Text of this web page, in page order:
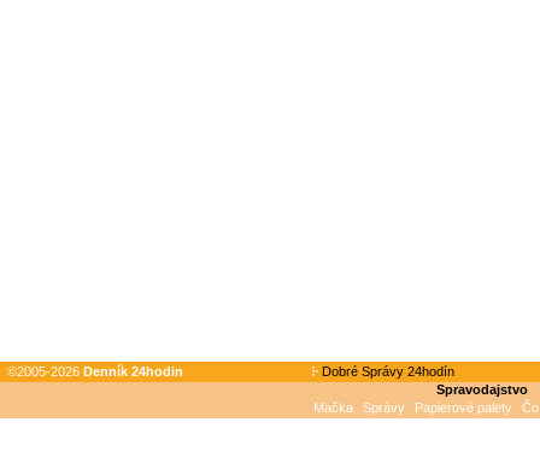
©2005-2026 Denník 24hodin
Dobré Správy 24hodín
Spravodajstvo
Mačka
Správy Papierové palety